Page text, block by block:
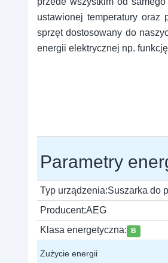
ustawionej temperatury oraz
sprzęt dostosowany do
energii elektrycznej np.
Parametry
Typ urządzenia:Suszarka do
Producent:AEG
Klasa energetyczna:
B
Zużycie energii